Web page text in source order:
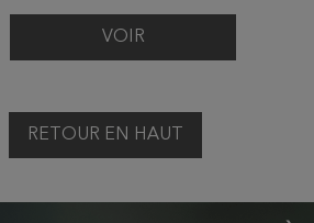
VOIR
RETOUR EN HAUT